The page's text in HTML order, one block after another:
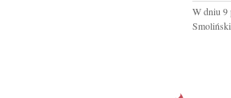
W dniu 9